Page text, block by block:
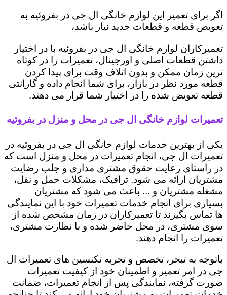
اگر برای تعمیر این لوازم خانگی ال جی در بفروئیه به
تعویض قطعه و قطعات جدید نیاز باشد،
تعمیرکاران لوازم خانگی ال جی در بفروئیه با در اختیار
داشتن قطعات اصلی و اورجینال، تعمیرات را در کوتاه
ترین زمان ممکن و بدون اتلاف وقت برای پیدا کردن
قطعه مورد نظر در بازار، برای شما انجام داده و گارانتی
قطعه تعویض شده را در اختیار شما قرار می دهند.
تعمیرات لوازم خانگی ال جی در محل و منزل در بفروئیه
یکی از بهترین خدمات لوازم خانگی ال جی در بفروئیه در
تعمیرات ال جی، انجام تعمیرات در محل و منزل است که
در راستای رعایت حقوق مشتری مداری و جلب رضایت
مشتریان ارائه می شود. ترافیک، مشکلات حمل و نقل،
مشغله مشتریان و ... باعث می شود که مشتریان
بسیاری برای انجام خدمات تعمیرات خود با این نمایندگی
ها تماس بگیرند تا تعمیرکاران در زمان مشخص شده از
سوی مشتری، در محل حاضر شده و با نظارت مشتری،
تعمیرات را انجام دهند.
باتوجه به تبحر، تخصص و تجربه تکنسین های تعمیرات ال
جی در امر تعمیر و اطمینان خود از کیفیت تعمیرات
صورت گرفته، نمایندگی پس از انجام تعمیرات، ضمانت